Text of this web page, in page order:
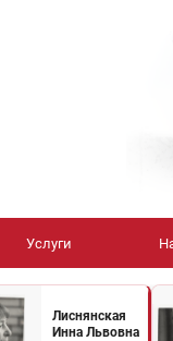
Услуги
Лиснянская
Инна Львовна